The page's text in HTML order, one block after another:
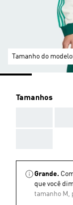
Tamanho do modelo
Tamanhos
Grande.
que você
tamanho M,